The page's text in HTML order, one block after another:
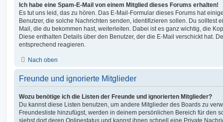
Ich habe eine Spam-E-Mail von einem Mitglied dieses Forums erhalten!
Es tut uns leid, das zu hören. Das E-Mail-Formular dieses Forums hat
Benutzer, die solche Nachrichten senden, identifizieren sollen. Du solltest
Mail, die du bekommen hast, weiterleiten. Dabei ist es ganz wichtig, die
Diese enthalten Details über den Benutzer, der die E-Mail verschickt hat.
entsprechend reagieren.
Nach oben
Freunde und ignorierte Mitglieder
Wozu benötige ich die Listen der Freunde und ignorierten Mitglieder?
Du kannst diese Listen benutzen, um andere Mitglieder des Boards zu
Freundesliste hinzufügst, werden in deinem persönlichen Bereich für den
siehst dort deren Onlinestatus und kannst ihnen schnell eine Private